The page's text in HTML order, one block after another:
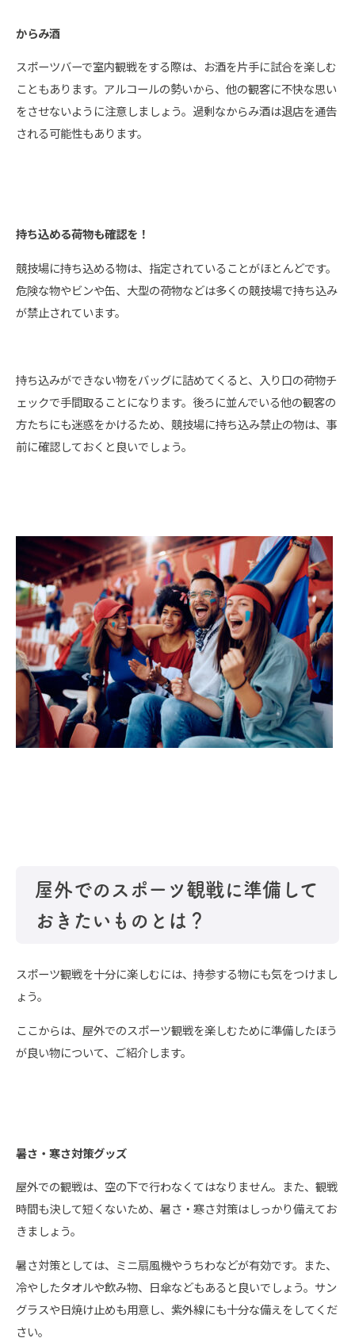
からみ酒
スポーツバーで室内観戦をする際は、お酒を片手に試合を楽しむ
こともあります。アルコールの勢いから、他の観客に不快な思い
をさせないように注意しましょう。過剰なからみ酒は退店を通告
される可能性もあります。
持ち込める荷物も確認を！
競技場に持ち込める物は、指定されていることがほとんどです。
危険な物やビンや缶、大型の荷物などは多くの競技場で持ち込み
が禁止されています。
持ち込みができない物をバッグに詰めてくると、入り口の荷物チ
ェックで手間取ることになります。後ろに並んでいる他の観客の
方たちにも迷惑をかけるため、競技場に持ち込み禁止の物は、事
前に確認しておくと良いでしょう。
屋外でのスポーツ観戦に準備して
おきたいものとは？
スポーツ観戦を十分に楽しむには、持参する物にも気をつけまし
ょう。
ここからは、屋外でのスポーツ観戦を楽しむために準備したほう
が良い物について、ご紹介します。
暑さ・寒さ対策グッズ
屋外での観戦は、空の下で行わなくてはなりません。また、観戦
時間も決して短くないため、暑さ・寒さ対策はしっかり備えてお
きましょう。
暑さ対策としては、ミニ扇風機やうちわなどが有効です。また、
冷やしたタオルや飲み物、日傘などもあると良いでしょう。サン
グラスや日焼け止めも用意し、紫外線にも十分な備えをしてくだ
さい。